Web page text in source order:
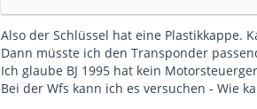
Also der Schlüssel hat eine Plastikkappe.
Dann müsste ich den Transponder
Ich glaube BJ 1995 hat kein
Bei der Wfs kann ich es versuchen - Wie